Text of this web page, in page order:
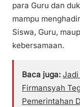
para Guru dan
mampu
Siswa, Guru,
kebersamaan.
Baca juga: Jadi
Firmansyah
Pemerintahan